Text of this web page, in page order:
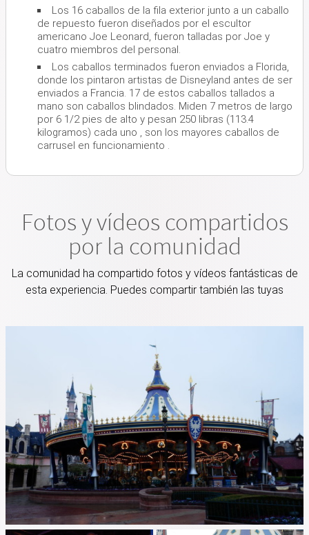
Los 16 caballos de la fila exterior junto a un caballo
de repuesto fueron diseñados por el escultor
americano Joe Leonard, fueron talladas por Joe y
cuatro miembros del personal.
Los caballos terminados fueron enviados a Florida,
donde los pintaron artistas de Disneyland antes de ser
enviados a Francia. 17 de estos caballos tallados a
mano son caballos blindados. Miden 7 metros de largo
por 6 1/2 pies de alto y pesan 250 libras (113.4
kilogramos) cada uno , son los mayores caballos de
carrusel en funcionamiento .
Fotos y vídeos compartidos
por la comunidad
La comunidad ha compartido fotos y vídeos fantásticas de
esta experiencia. Puedes compartir también las tuyas